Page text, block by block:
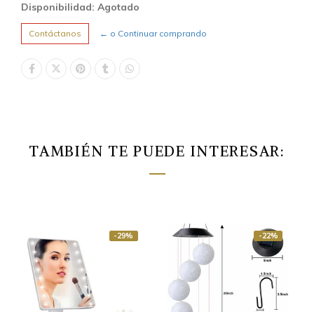
Disponibilidad: Agotado
Contáctanos ← o Continuar comprando
TAMBIÉN TE PUEDE INTERESAR:
-29% -22%